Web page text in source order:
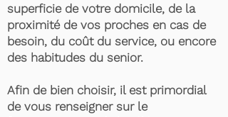
superficie de votre domicile, de la
proximité de vos proches en cas de
besoin, du coût du service, ou encore
des habitudes du senior.
Afin de bien choisir, il est primordial
de vous renseigner sur le